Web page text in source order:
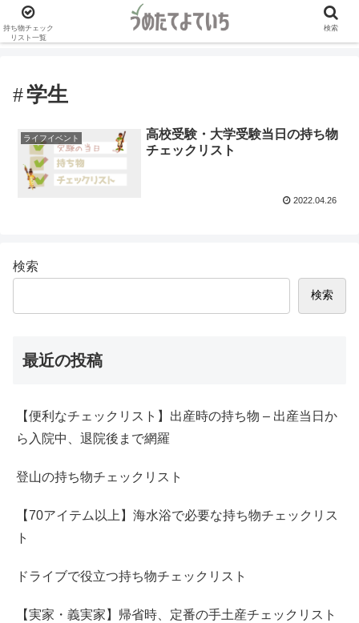
学生
ライフイベント
高校受験・大学受験当日の持ち物
チェックリスト
2022.04.26
検索
検索
最近の投稿
【便利なチェックリスト】出産時の持ち物 – 出産当日か
ら入院中、退院後まで網羅
登山の持ち物チェックリスト
【70アイテム以上】海水浴で必要な持ち物チェックリス
ト
ドライブで役立つ持ち物チェックリスト
【実家・義実家】帰省時、定番の手土産チェックリスト
持ち物チェック
リスト一覧
検索